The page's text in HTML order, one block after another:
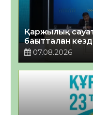
Қаржылық
бағытталған
07.08.2026